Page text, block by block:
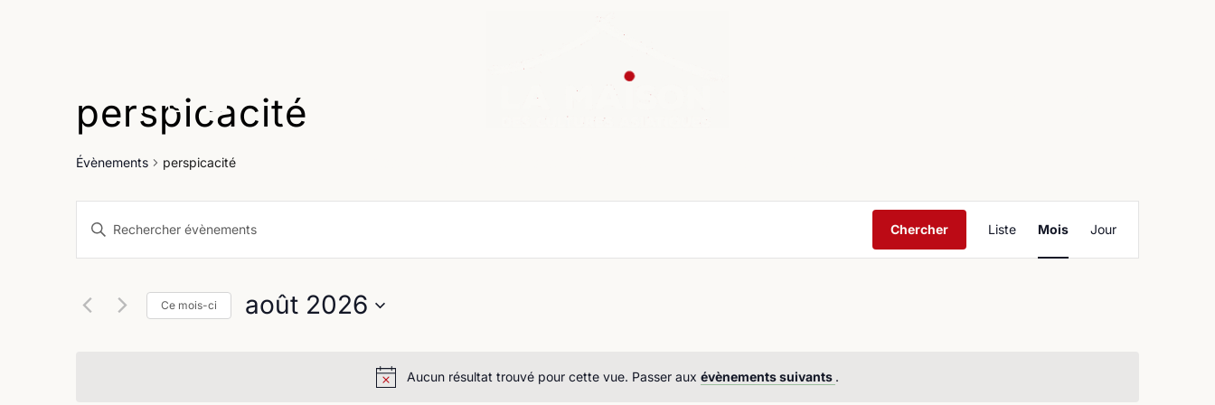
Aucun résultat trouvé pour cette vue. Passer aux évènements suivants .
perspicacité
Évènements perspicacité
Recherche
et
de
Saisir
Évènements
Chercher
de
Liste Mois Jour
Ce mois-ci août 2026